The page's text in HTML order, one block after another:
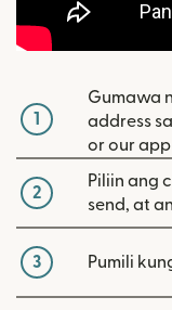
1
Gumawa
address
or our
2
Piliin ang
send, at
3 Pumili